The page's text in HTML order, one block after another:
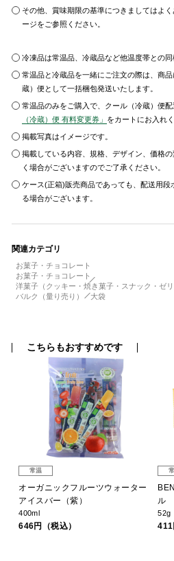
その他、賞味期限の基準につきましてはよ
ージをご参照ください。
冷凍品は常温品、冷蔵品など他温度帯との同
常温品と冷蔵品を一緒にご注文の際は、商
蔵）便として一括梱包発送いたします。
常温品のみをご購入で、クール（冷蔵）便
（冷蔵）便 有料変更券」 をカートにお入れく
掲載写真はイメージです。
掲載している内容、規格、デザイン、価格
く場合がございますのでご了承ください。
ケース(正箱)販売商品であっても、配送用
る場合がございます。
関連カテゴリ
お菓子・チョコレート
お菓子・チョコレート
洋菓子（クッキー・焼き菓子・スナック・ゼリ
バルク（量り売り）
大袋
こちらもおすすめです
常温
オーガニックフルーツウォーター
アイスバー（紫）
400ml
646円（税込）
ル
52g
411